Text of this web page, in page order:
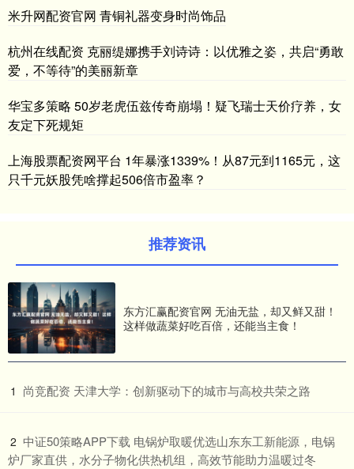
米升网配资官网 青铜礼器变身时尚饰品
杭州在线配资 克丽缇娜携手刘诗诗：以优雅之姿，共启“勇敢
爱，不等待”的美丽新章
华宝多策略 50岁老虎伍兹传奇崩塌！疑飞瑞士天价疗养，女
友定下死规矩
上海股票配资网平台 1年暴涨1339%！从87元到1165元，这
只千元妖股凭啥撑起506倍市盈率？
推荐资讯
东方汇赢配资官网 无油无盐，却又鲜又甜！
这样做蔬菜好吃百倍，还能当主食！
1 ​尚竞配资 天津大学：创新驱动下的城市与高校共荣之路
2 ​中证50策略APP下载 电锅炉取暖优选山东东工新能源，电锅
炉厂家直供，水分子物化供热机组，高效节能助力温暖过冬